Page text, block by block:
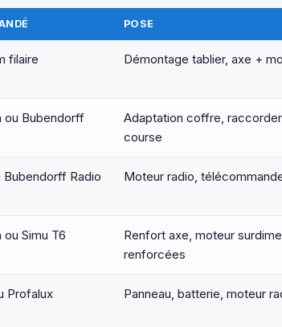
POSE
filaire Démontage tablier, axe +
ou Bubendorff
Adaptation coffre,
course
Bubendorff Radio Moteur radio,
Simu T6
Renfort axe, moteur
renforcées
Profalux Panneau, batterie, moteur